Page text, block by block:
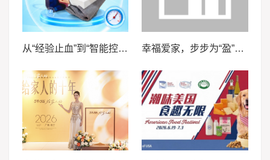
从“经验止血”到“智能控压”——安徽医科大学“血卫”团队推动止血装备智能化升级 幸福爱家，步步为“盈”，泰康泰盈人生2026锚定现金流，重构养老想象力